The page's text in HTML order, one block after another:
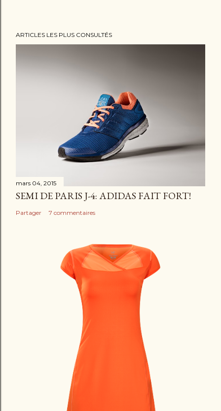
c
ARTICLES LES PLUS CONSULTÉS
mars 04, 2015
SEMI DE PARIS J-4: ADIDAS FAIT FORT!
Partager 7 commentaires